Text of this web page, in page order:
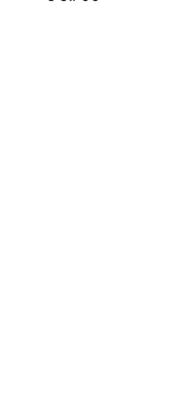
mit Türkis in